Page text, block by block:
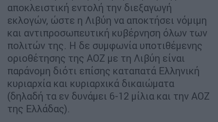
αποκλειστική εντολή την διεξαγωγή
εκλογών, ώστε η Λιβύη να αποκτήσει νόμιμη
και αντιπροσωπευτική κυβέρνηση όλων των
πολιτών της. Η δε συμφωνία υποτιθέμενης
οριοθέτησης της ΑΟΖ με τη Λιβύη είναι
παράνομη διότι επίσης καταπατά Ελληνική
κυριαρχία και κυριαρχικά δικαιώματα
(δηλαδή τα εν δυνάμει 6-12 μίλια και την ΑΟΖ
της Ελλάδας).